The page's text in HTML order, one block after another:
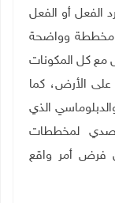
الفعل أو الفعل
مخططة وواضحة
مع كل المكونات
على الأرض، كما
الذي
لمخططات
فرض أمر واقع